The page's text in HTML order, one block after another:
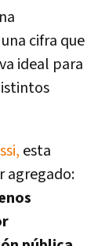
cifra que
ideal para
esta
agregado: